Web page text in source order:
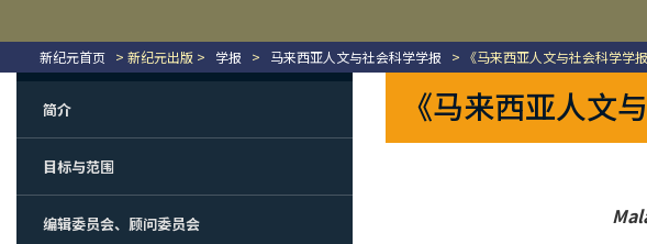
新纪元首页 > 新纪元出版 > 学报 > 马来西亚人文与社会科学学报 > 《马来西亚人文与社会科学学
简介
目标与范围
编辑委员会、顾问委员会
《马来西亚人文